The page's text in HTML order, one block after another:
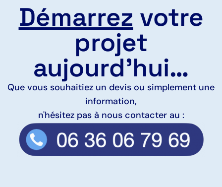
Démarrez votre
projet
aujourd'hui…
Que vous souhaitiez un devis ou simplement une
information,
n'hésitez pas à nous contacter au :